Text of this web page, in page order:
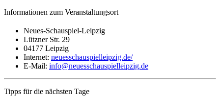
Informationen zum Veranstaltungsort
Neues-Schauspiel-Leipzig
Lützner Str. 29
04177 Leipzig
Internet: neuesschauspielleipzig.de/
E-Mail: info@neuesschauspielleipzig.de
Tipps für die nächsten Tage